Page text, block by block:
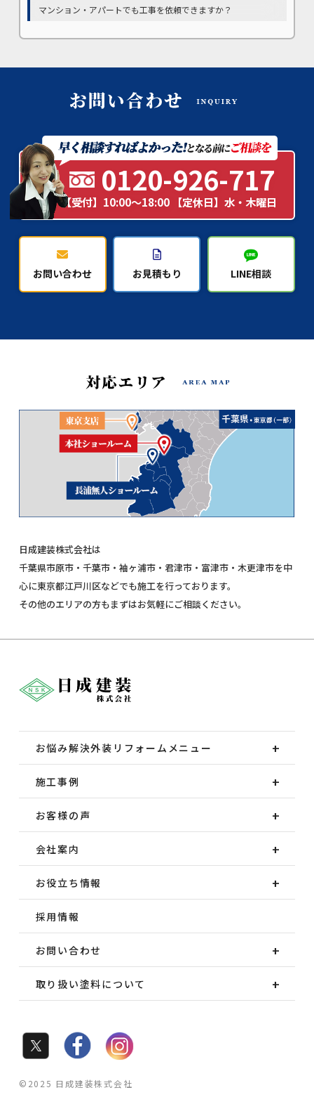
マンション・アパートでも工事を依頼できますか？
0120-926-717
【受付】10:00～18:00 【定休日】水・木曜日
お問い合わせ お見積もり LINE相談
日成建装株式会社は
千葉県市原市・千葉市・袖ヶ浦市・君津市・富津市・木更津市を中
心に東京都江戸川区などでも施工を行っております。
その他のエリアの方もまずはお気軽にご相談ください。
お悩み解決外装 リフォームメニュー
施工事例
お客様の声
会社案内
お役立ち情報
採用情報
お問い合わせ
取り扱い塗料について
©2025 日成建装株式会社